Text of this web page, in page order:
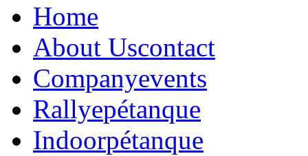
Home
About Uscontact
Companyevents
Rallyepétanque
Indoorpétanque